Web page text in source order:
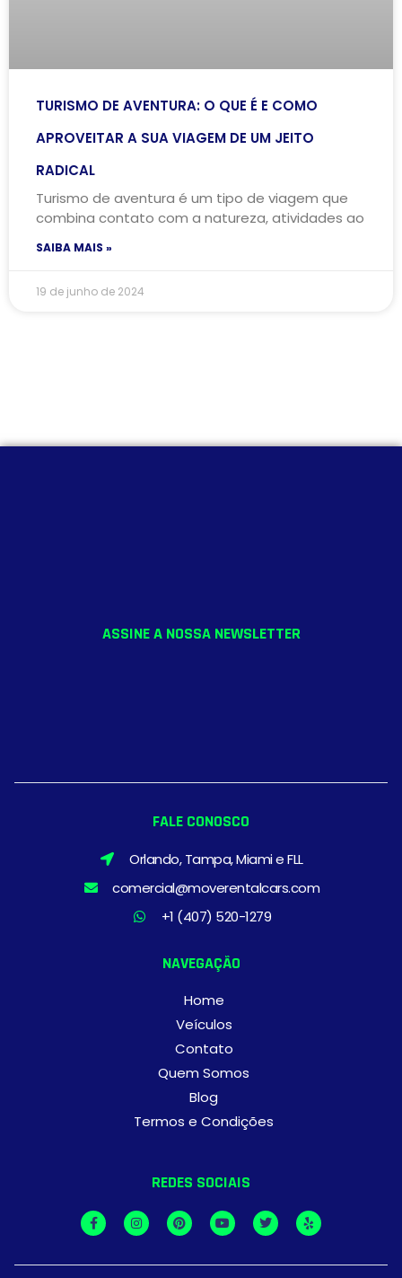
TURISMO DE AVENTURA: O QUE É E COMO
APROVEITAR A SUA VIAGEM DE UM JEITO
RADICAL
Turismo de aventura é um tipo de viagem que
combina contato com a natureza, atividades ao
SAIBA MAIS »
19 de junho de 2024
ASSINE A NOSSA NEWSLETTER
FALE CONOSCO
Orlando, Tampa, Miami e FLL
comercial@moverentalcars.com
+1 (407) 520-1279
NAVEGAÇÃO
Home
Veículos
Contato
Quem Somos
Blog
Termos e Condições
REDES SOCIAIS